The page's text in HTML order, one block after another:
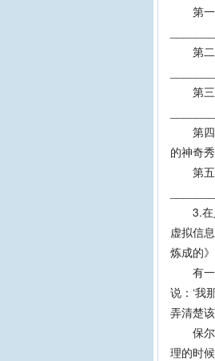
第一
第二
第三
第四
的神奇
第五
3.在人
虚拟信
炼成的
有一
说：‘我
弄清楚
保尔
理的时